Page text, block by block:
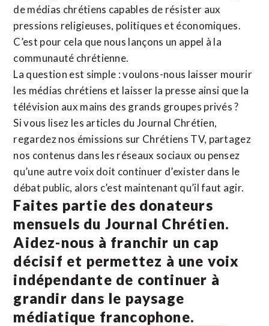
de médias chrétiens capables de résister aux
pressions religieuses, politiques et économiques.
C’est pour cela que nous lançons un appel à la
communauté chrétienne.
La question est simple : voulons-nous laisser mourir
les médias chrétiens et laisser la presse ainsi que la
télévision aux mains des grands groupes privés ?
Si vous lisez les articles du Journal Chrétien,
regardez nos émissions sur Chrétiens TV, partagez
nos contenus dans les réseaux sociaux ou pensez
qu’une autre voix doit continuer d’exister dans le
débat public, alors c’est maintenant qu’il faut agir.
Faites partie des donateurs
mensuels du Journal Chrétien.
Aidez-nous à franchir un cap
décisif et permettez à une voix
indépendante de continuer à
grandir dans le paysage
médiatique francophone.